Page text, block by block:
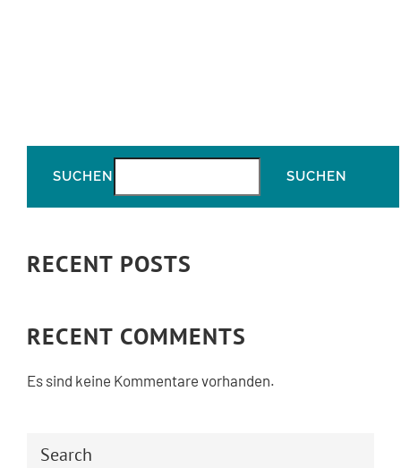
SUCHEN SUCHEN
RECENT POSTS
RECENT COMMENTS
Es sind keine Kommentare vorhanden.
Search